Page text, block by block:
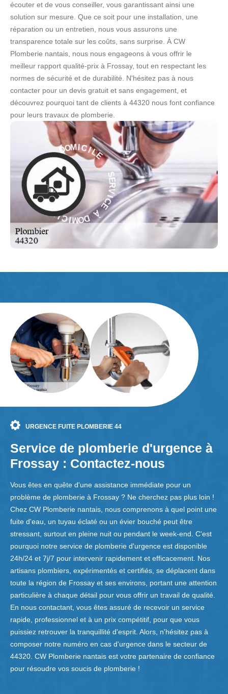
écouter et de vous conseiller, vous garantissant ainsi une
solution sur mesure. Que ce soit pour une installation, une
réparation ou un entretien, nous vous assurons une
transparence totale sur les coûts, sans surprise. À CW
Plomberie nantais, nous nous engageons à vous offrir le
meilleur rapport qualité-prix à Frossay, tout en respectant les
normes de sécurité et de durabilité. N'hésitez pas à nous
contacter pour un devis gratuit et sans engagement, et
découvrez pourquoi tant de clients à 44320 nous font confiance
pour leurs travaux de plomberie.
S
E
R
V
C
E
D
OMICILE -
S
E
R
V
I
C
E
À
D
O
M
I
C
I
L
E
-
URGENCE FUITE PLOMBERIE 44
Service de plomberie d'urgence à
Frossay : Contactez-nous
Vous êtes en quête d'une assistance immédiate pour un
problème de plomberie à Frossay ? Ne cherchez pas plus loin !
Chez CW Plomberie nantais, nous comprenons à quel point une
fuite d'eau, un tuyau éclaté ou un évier bouché peut être
stressant, surtout en pleine nuit ou pendant le week-end. C'est
pourquoi notre service de plomberie d'urgence est disponible
24h/24 et 7j/7 pour intervenir rapidement et efficacement. Nos
artisans plombiers, expérimentés et certifiés, se déplacent dans
toute la région de Frossay et ses environs, portant une attention
particulière à chaque détail pour vous offrir un travail de qualité.
En nous contactant, vous êtes assuré de recevoir un service
rapide, professionnel et à un prix compétitif, pour que vous
puissiez retrouver la tranquillité d'esprit. Alors, n'hésitez pas à
composer notre numéro en cas d'urgence dans le secteur de
44320. CW Plomberie nantais est votre partenaire de confiance
pour résoudre vos soucis de plomberie !